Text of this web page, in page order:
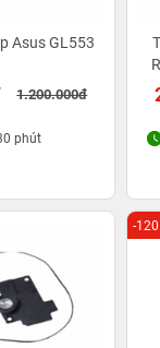
Asus GL553
1.200.000đ
phút
-